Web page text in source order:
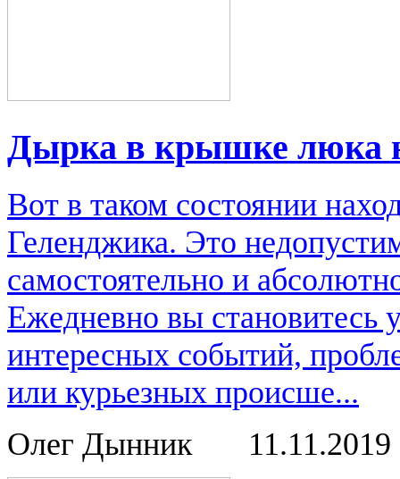
Дырка в крышке люка
Вот в таком состоянии
Геленджика. Это
самостоятельно и
Ежедневно вы становитесь
интересных событий,
или курьезных происше...
Олег Дынник
11.11.2019